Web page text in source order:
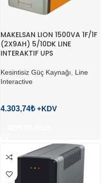
MAKELSAN LION 1500VA 1F/1F
(2X9AH) 5/10DK LINE
INTERAKTIF UPS
Kesintisiz Güç Kaynağı
Line
Interactive
4.303,74₺